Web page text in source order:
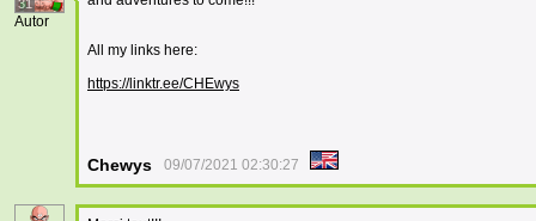
31
Autor
All my links here:
https://linktr.ee/CHEwys
Chewys 09/07/2021 02:30:27